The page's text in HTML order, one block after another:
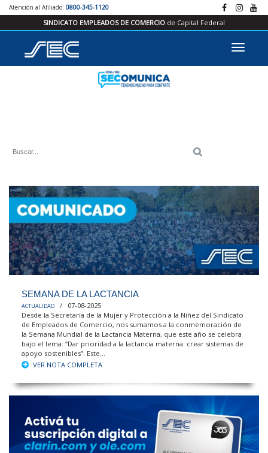
Atención al Afiliado: 0800-345-1120
SINDICATO EMPLEADOS DE COMERCIO de Capital Federal
SEMANA DE LA LACTANCIA
ACTUALIDAD / 07-08-2025
Desde la Secretaría de la Mujer y Protección a la Niñez del Sindicato
de Empleados de Comercio, nos sumamos a la conmemoración de
la Semana Mundial de la Lactancia Materna, que este año se celebra
bajo el lema: “Dar prioridad a la lactancia materna: crear sistemas de
apoyo sostenibles”. Este...
VER NOTA COMPLETA